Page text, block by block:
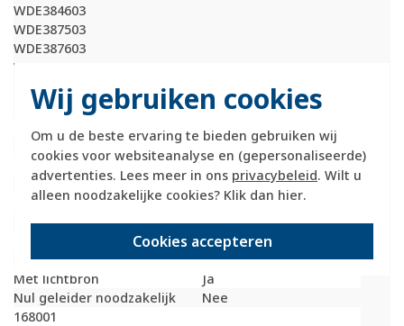
Wij gebruiken cookies
Om u de beste ervaring te bieden gebruiken wij
cookies voor websiteanalyse en (gepersonaliseerde)
advertenties. Lees meer in ons privacybeleid. Wilt u
alleen noodzakelijke cookies? Klik dan hier.
Cookies accepteren
WDE384603
WDE387503
WDE387603
WDE389303
Technische specificaties
Specificatie
Waarde
Nom. stroom
0 Ampère (A)
Toepassing
Schakelaar / drukker
Lamphouder
Overig
Opname nom. stroom
0,4 Milliampère (mA)
Kleur lichtbron
Wit
LED
Nom. spanning
230 Volt
Met lichtbron
Ja
Nul geleider noodzakelijk
Nee
168001